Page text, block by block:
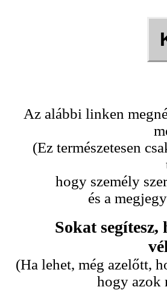
Az alábbi linken
(Ez természetesen
hogy személy
és a
Sokat
(Ha lehet, még azelőtt,
hogy azok